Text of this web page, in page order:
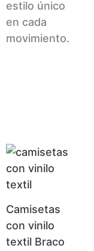
estilo único
en cada
movimiento.
Camisetas
con vinilo
textil Braco